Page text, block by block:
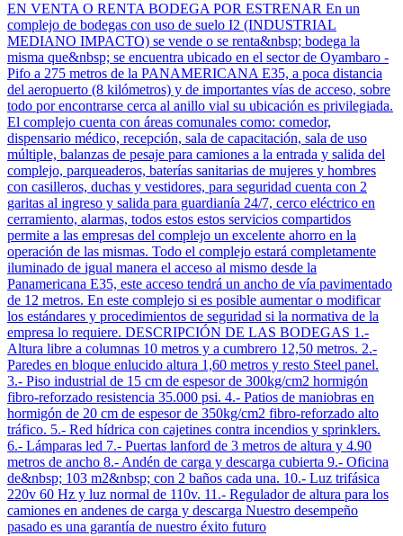
EN VENTA O RENTA BODEGA POR ESTRENAR En un
complejo de bodegas con uso de suelo I2 (INDUSTRIAL
MEDIANO IMPACTO) se vende o se renta&nbsp; bodega la
misma que&nbsp; se encuentra ubicado en el sector de Oyambaro -
Pifo a 275 metros de la PANAMERICANA E35, a poca distancia
del aeropuerto (8 kilómetros) y de importantes vías de acceso, sobre
todo por encontrarse cerca al anillo vial su ubicación es privilegiada.
El complejo cuenta con áreas comunales como: comedor,
dispensario médico, recepción, sala de capacitación, sala de uso
múltiple, balanzas de pesaje para camiones a la entrada y salida del
complejo, parqueaderos, baterías sanitarias de mujeres y hombres
con casilleros, duchas y vestidores, para seguridad cuenta con 2
garitas al ingreso y salida para guardianía 24/7, cerco eléctrico en
cerramiento, alarmas, todos estos estos servicios compartidos
permite a las empresas del complejo un excelente ahorro en la
operación de las mismas. Todo el complejo estará completamente
iluminado de igual manera el acceso al mismo desde la
Panamericana E35, este acceso tendrá un ancho de vía pavimentado
de 12 metros. En este complejo si es posible aumentar o modificar
los estándares y procedimientos de seguridad si la normativa de la
empresa lo requiere. DESCRIPCIÓN DE LAS BODEGAS 1.-
Altura libre a columnas 10 metros y a cumbrero 12,50 metros. 2.-
Paredes en bloque enlucido altura 1,60 metros y resto Steel panel.
3.- Piso industrial de 15 cm de espesor de 300kg/cm2 hormigón
fibro-reforzado resistencia 35.000 psi. 4.- Patios de maniobras en
hormigón de 20 cm de espesor de 350kg/cm2 fibro-reforzado alto
tráfico. 5.- Red hídrica con cajetines contra incendios y sprinklers.
6.- Lámparas led 7.- Puertas lanford de 3 metros de altura y 4.90
metros de ancho 8.- Andén de carga y descarga cubierta 9.- Oficina
de&nbsp; 103 m2&nbsp; con 2 baños cada una. 10.- Luz trifásica
220v 60 Hz y luz normal de 110v. 11.- Regulador de altura para los
camiones en andenes de carga y descarga Nuestro desempeño
pasado es una garantía de nuestro éxito futuro